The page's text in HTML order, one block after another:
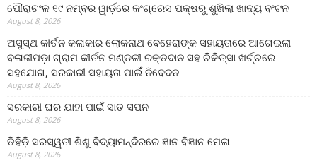
ପୌରାଚଂଳ ୧୯ ନମ୍ବର ୱାର୍ଡ଼ରେ କଂଗ୍ରେସ ପକ୍ଷରୁ ଶୁଖିଲା ଖାଦ୍ୟ ବଂଟନ
August 8, 2026
ଅସୁସ୍ଥ କୀର୍ତନ କଳାକାର ଲୋକନାଥ ବେହେରାଙ୍କ ସହାୟତାରେ ଆଗେଇଲା
ବଳାଜୀପଡ଼ା ଗ୍ରାମ କୀର୍ତନ ମଣ୍ଡଳୀ ରକ୍ତଦାନ ସହ ଚିକିତ୍ସା ଖର୍ଚ୍ଚରେ
ସହଯୋଗ, ସରକାରୀ ସହାୟତା ପାଇଁ ନିବେଦନ
August 8, 2026
ସରକାରୀ ଘର ଯାହା ପାଇଁ ସାତ ସପନ
August 8, 2026
ତିହିଡି଼ ସରସ୍ୱତୀ ଶିଶୁ ବିଦ୍ୟାମନ୍ଦିରରେ ଜ୍ଞାନ ବିଜ୍ଞାନ ମେଳା
August 8, 2026